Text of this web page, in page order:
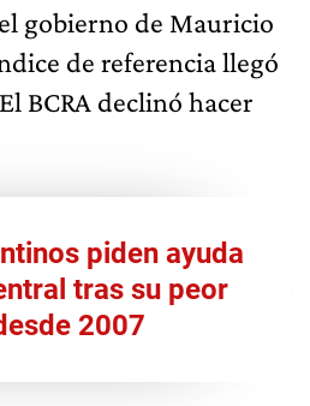
gobierno de Mauricio
de referencia llegó
BCRA declinó hacer
piden ayuda
tras su peor
2007